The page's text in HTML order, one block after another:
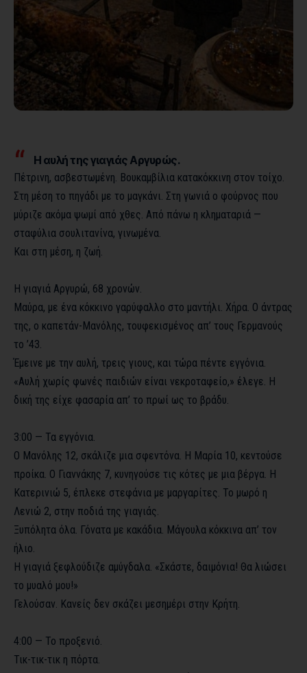
Η αυλή της γιαγιάς Αργυρώς.
Πέτρινη, ασβεστωμένη. Βουκαμβίλια κατακόκκινη στον τοίχο.
Στη μέση το πηγάδι με το μαγκάνι. Στη γωνιά ο φούρνος που
μύριζε ακόμα ψωμί από χθες. Από πάνω η κληματαριά —
σταφύλια σουλιτανίνα, γινωμένα.
Και στη μέση, η ζωή.
Η γιαγιά Αργυρώ, 68 χρονών.
Μαύρα, με ένα κόκκινο γαρύφαλλο στο μαντήλι. Χήρα. Ο άντρας
της, ο καπετάν-Μανόλης, τουφεκισμένος απ’ τους Γερμανούς
το ’43.
Έμεινε με την αυλή, τρεις γιους, και τώρα πέντε εγγόνια.
«Αυλή χωρίς φωνές παιδιών είναι νεκροταφείο,» έλεγε. Η
δική της είχε φασαρία απ’ το πρωί ως το βράδυ.
3:00 — Τα εγγόνια.
Ο Μανόλης 12, σκάλιζε μια σφεντόνα. Η Μαρία 10, κεντούσε
προίκα. Ο Γιαννάκης 7, κυνηγούσε τις κότες με μια βέργα. Η
Κατερινιώ 5, έπλεκε στεφάνια με μαργαρίτες. Το μωρό η
Λενιώ 2, στην ποδιά της γιαγιάς.
Ξυπόλητα όλα. Γόνατα με κακάδια. Μάγουλα κόκκινα απ’ τον
ήλιο.
Η γιαγιά ξεφλούδιζε αμύγδαλα. «Σκάστε, δαιμόνια! Θα λιώσει
το μυαλό μου!»
Γελούσαν. Κανείς δεν σκάζει μεσημέρι στην Κρήτη.
4:00 — Το προξενιό.
Τικ-τικ-τικ η πόρτα.